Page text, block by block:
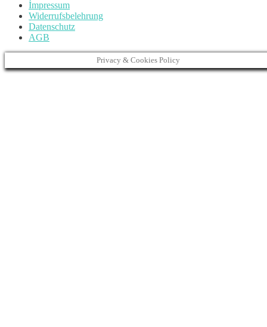
Ímpressum
Widerrufsbelehrung
Datenschutz
AGB
Privacy & Cookies Policy